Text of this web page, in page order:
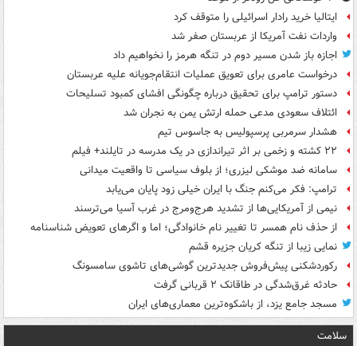
ایتالیا خرید رادار اسرائیلی را متوقف کرد
واردات نفت آمریکا از عربستان صفر شد
اجازه باز شدن مسیر دوم در تنگه هرمز را نخواهیم داد
درخواست عامری برای تعویق عملیات انتقام‌جویانه علیه عربستان
دستور ترامپ برای تحقیق درباره چگونگی افشای کمبود تسلیحات
ائتلاف سعودی مدعی حمله ارتش یمن به نجران شد
هشدار سرمربی پرسپولیس به جاسوس تیم
۲۲ کشته و زخمی بر اثر تیراندازی در یک مدرسه در تایلند+ فیلم
سامانه ضد موشکی لیزری؛ از بلوف سیاسی تا واقعیت میدانی
ترامپ: فکر می‌کنم جنگ با ایران خیلی زود پایان می‌یابد
نیمی از آمریکایی‌ها از تشدید هرج‌ومرج در غرب آسیا می‌ترسند
از حذف نام همسر تا تغییر نام خانوادگی؛ اما و اگرهای تعویض شناسنامه
نمایی زیبا از تنگه کریان جزیره قشم
رکوردشکنی پیش‌فروش جدیدترین گوشی‌های تاشوی سامسونگ
حادثه غرق‌شدگی در طاقانک ۲ قربانی گرفت
مسجد جامع یزد، از باشکوه‌ترین معماری‌های ایران
سلامت